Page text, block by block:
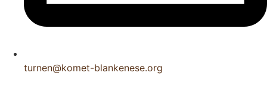
turnen@komet-blankenese.org